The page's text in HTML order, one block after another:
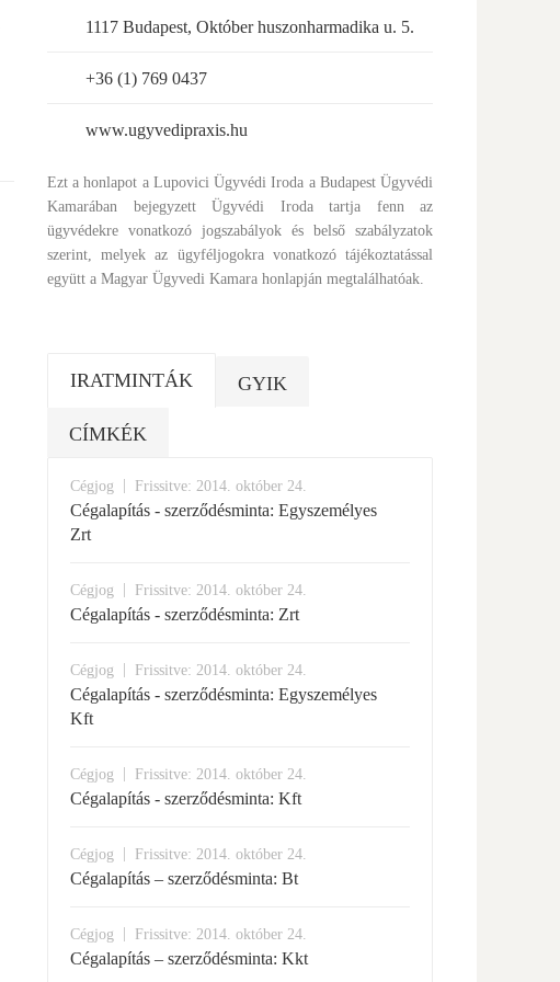
1117 Budapest, Október huszonharmadika u. 5.
+36 (1) 769 0437
www.ugyvedipraxis.hu
Ezt a honlapot a Lupovici Ügyvédi Iroda a Budapest Ügyvédi
Kamarában bejegyzett Ügyvédi Iroda tartja fenn az
ügyvédekre vonatkozó jogszabályok és belső szabályzatok
szerint, melyek az ügyféljogokra vonatkozó tájékoztatással
együtt a Magyar Ügyvedi Kamara honlapján megtalálhatóak.
IRATMINTÁK GYIK
CÍMKÉK
Cégjog Frissitve: 2014. október 24.
Cégalapítás - szerződésminta: Egyszemélyes
Zrt
Cégjog Frissitve: 2014. október 24.
Cégalapítás - szerződésminta: Zrt
Cégjog Frissitve: 2014. október 24.
Cégalapítás - szerződésminta: Egyszemélyes
Kft
Cégjog Frissitve: 2014. október 24.
Cégalapítás - szerződésminta: Kft
Cégjog Frissitve: 2014. október 24.
Cégalapítás – szerződésminta: Bt
Cégjog Frissitve: 2014. október 24.
Cégalapítás – szerződésminta: Kkt